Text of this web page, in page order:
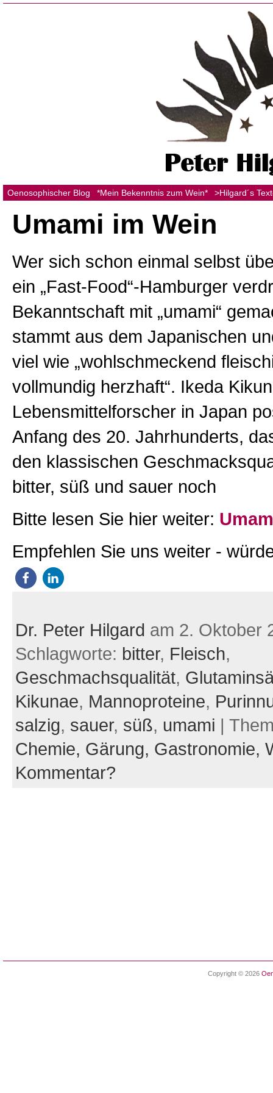
Oenosophischer Blog *Mein Bekenntnis zum Wein* >Hilgard´s
Umami im Wein
Wer sich schon einmal selbst
ein „Fast-Food“-Hamburger
Bekanntschaft mit „umami“
stammt aus dem Japanischen
viel wie „wohlschmeckend
vollmundig herzhaft“. Ikeda
Lebensmittelforscher in Japan
Anfang des 20. Jahrhunderts,
den klassischen
bitter, süß und sauer noch
Bitte lesen Sie hier weiter:
Empfehlen Sie uns weiter -
Dr. Peter Hilgard am 2. Oktober
Schlagworte: bitter, Fleisch,
Geschmachsqualität,
Kikunae, Mannoproteine,
salzig, sauer, süß, umami |
Chemie, Gärung, Gastronomie,
Kommentar?
Copyright © 2026